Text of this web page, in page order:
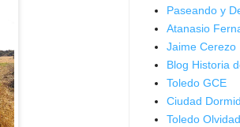
Paseando y
Atanasio
Jaime Cerezo
Blog Historia
Toledo GCE
Ciudad
Toledo